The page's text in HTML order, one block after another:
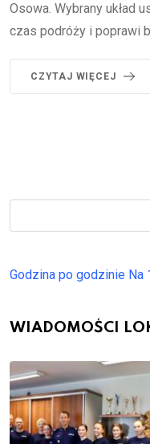
Osowa. Wybrany układ
czas podróży i poprawi
CZYTAJ WIĘCEJ
Godzina po godzinie Na
WIADOMOŚCI